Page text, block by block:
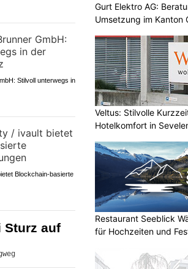
Stilvoll unterwegs in
Blockchain-basierte
Sturz auf
Gurt Elektro AG:
Umsetzung im Kanton
Veltus: Stilvolle
Hotelkomfort in
Restaurant Seeblick
für Hochzeiten und